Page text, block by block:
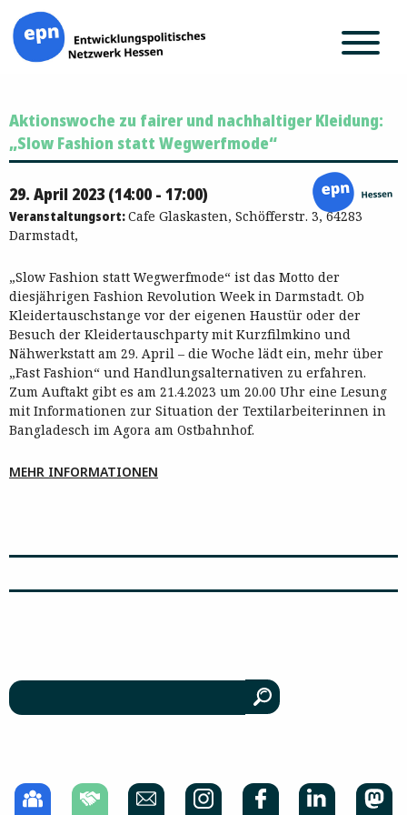
Inhalt
springen
Aktionswoche zu fairer und nachhaltiger Kleidung:
„Slow Fashion statt Wegwerfmode“
29. April 2023 (14:00 - 17:00)
Veranstaltungsort:Cafe Glaskasten, Schöfferstr. 3, 64283
Darmstadt,
„Slow Fashion statt Wegwerfmode“ ist das Motto der
diesjährigen Fashion Revolution Week in Darmstadt. Ob
Kleidertauschstange vor der eigenen Haustür oder der
Besuch der Kleidertauschparty mit Kurzfilmkino und
Nähwerkstatt am 29. April – die Woche lädt ein, mehr über
„Fast Fashion“ und Handlungsalternativen zu erfahren.
Zum Auftakt gibt es am 21.4.2023 um 20.00 Uhr eine Lesung
mit Informationen zur Situation der Textilarbeiterinnen in
Bangladesch im Agora am Ostbahnhof.
MEHR INFORMATIONEN